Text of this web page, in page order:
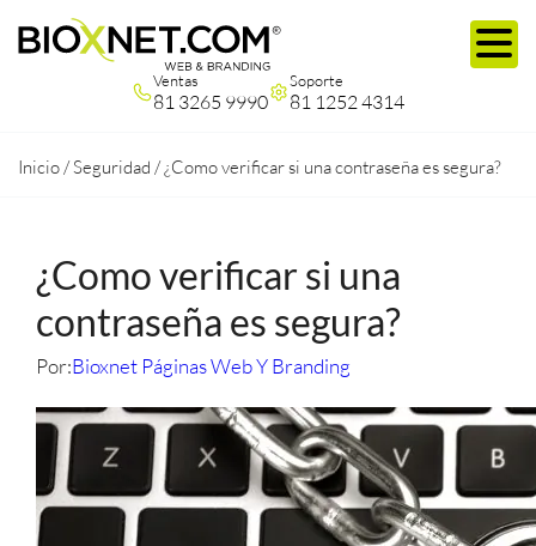
Ventas
81 3265 9990
Soporte
81 1252 4314
Inicio /Seguridad /¿Como verificar si una contraseña es segura?
¿Como verificar si una
contraseña es segura?
Por:Bioxnet Páginas Web Y Branding